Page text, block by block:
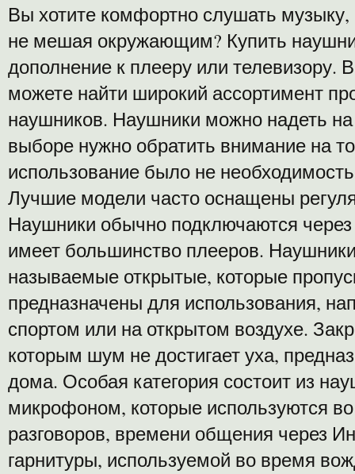
Вы хотите комфортно слушать музыку,
не мешая окружающим? Купить
дополнение к плееру или
можете найти широкий ассортимент
наушников. Наушники можно надеть
выборе нужно обратить внимание на
использование было не
Лучшие модели часто оснащены
Наушники обычно подключаются через
имеет большинство плееров.
называемые открытые, которые
предназначены для использования,
спортом или на открытом воздухе.
которым шум не достигает уха,
дома. Особая категория состоит из
микрофоном, которые используются
разговоров, времени общения через
гарнитуры, используемой во время